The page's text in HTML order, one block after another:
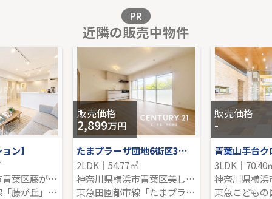
販売価格を見る
東急田園都市線「宮前平」新築戸建
-｜2LDK｜107.29㎡｜北
販売価格を見る
PR
近隣の販売中物件
ン】
神奈川県横浜市青葉区藤が丘２丁目
東急田園都市線「藤が丘」駅 徒歩3分
販売価格
2,899万円
たまプラーザ団地6街区3号棟
2LDK｜54.77㎡
神奈川県横浜市青葉区美しが丘１丁目
東急田園都市線「たまプラーザ」駅 徒歩12分
販売価格
-
青葉山手台
3LDK｜70.40